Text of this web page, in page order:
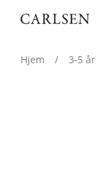
Hjem / 3-5 år